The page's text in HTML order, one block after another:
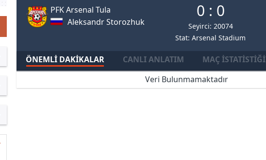
PFK Arsenal Tula
Aleksandr Storozhuk
0 : 0
Seyirci: 20074
Stat: Arsenal Stadium
ÖNEMLI DAKIKALAR CANLI ANLATIM MAÇ İSTATISTIĞI
Veri Bulunmamaktadır